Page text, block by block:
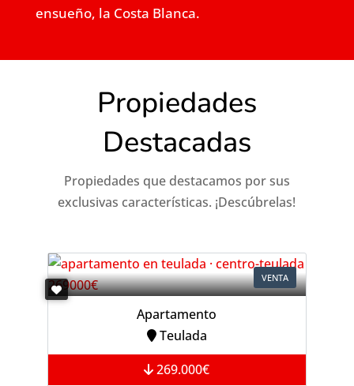
ensueño, la Costa Blanca.
Propiedades
Destacadas
Propiedades que destacamos por sus
exclusivas características. ¡Descúbrelas!
VENTA
Apartamento
Teulada
269.000€